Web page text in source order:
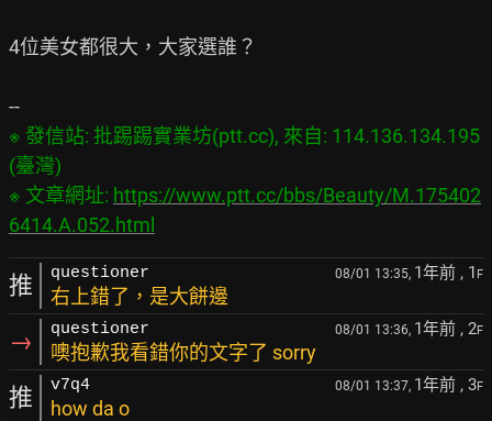
4位美女都很大，大家選誰？
※ 發信站: 批踢踢實業坊(ptt.cc), 來自: 114.136.134.195
(臺灣)
※ 文章網址: https://www.ptt.cc/bbs/Beauty/M.175402
6414.A.052.html
推 questioner 08/01 13:35, 1年前 , 1 F
右上錯了，是大餅邊
→ questioner 08/01 13:36, 1年前 , 2F
噢抱歉我看錯你的文字了 sorry
推 v7q4 08/01 13:37, 1年前 , 3F
how da o